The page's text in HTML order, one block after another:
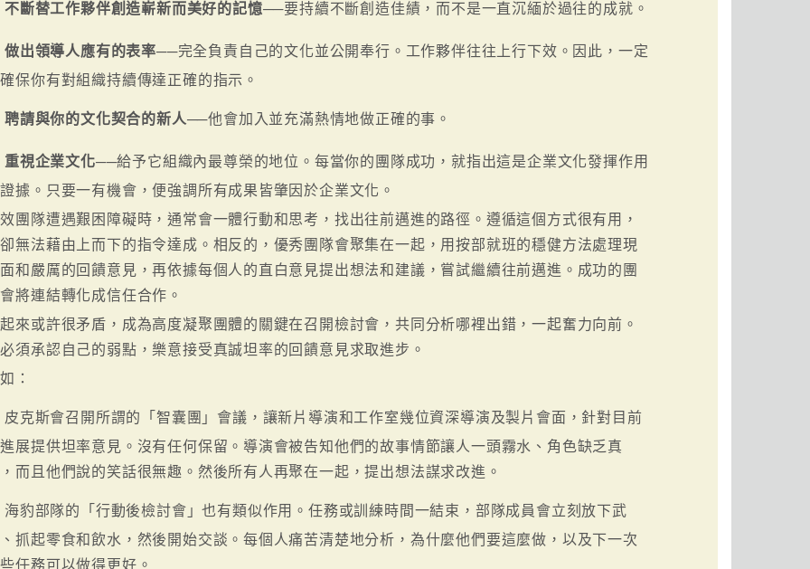
不斷替工作夥伴創造嶄新而美好的記憶──要持續不斷創造佳績，而不是一直沉緬於過往的成就。
做出領導人應有的表率──完全負責自己的文化並公開奉行。工作夥伴往往上行下效。因此，一定
保你有對組織持續傳達正確的指示。
聘請與你的文化契合的新人──他會加入並充滿熱情地做正確的事。
重視企業文化──給予它組織內最尊榮的地位。每當你的團隊成功，就指出這是企業文化發揮作用
據。只要一有機會，便強調所有成果皆肇因於企業文化。
團隊遭遇艱困障礙時，通常會一體行動和思考，找出往前邁進的路徑。遵循這個方式很有用，
無法藉由上而下的指令達成。相反的，優秀團隊會聚集在一起，用按部就班的穩健方法處理現
和嚴厲的回饋意見，再依據每個人的直白意見提出想法和建議，嘗試繼續往前邁進。成功的團
將連結轉化成信任合作。
來或許很矛盾，成為高度凝聚團體的關鍵在召開檢討會，共同分析哪裡出錯，一起奮力向前。
須承認自己的弱點，樂意接受真誠坦率的回饋意見求取進步。
：
皮克斯會召開所謂的「智囊團」會議，讓新片導演和工作室幾位資深導演及製片會面，針對目前
展提供坦率意見。沒有任何保留。導演會被告知他們的故事情節讓人一頭霧水、角色缺乏真
而且他們說的笑話很無趣。然後所有人再聚在一起，提出想法謀求改進。
海豹部隊的「行動後檢討會」也有類似作用。任務或訓練時間一結束，部隊成員會立刻放下武
抓起零食和飲水，然後開始交談。每個人痛苦清楚地分析，為什麼他們要這麼做，以及下一次
任務可以做得更好。